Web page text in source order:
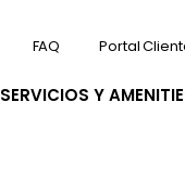
SERVICIOS Y
FAQ Portal